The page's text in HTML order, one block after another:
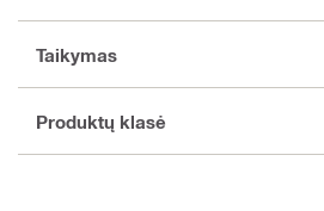
Taikymas
Produktų klasė